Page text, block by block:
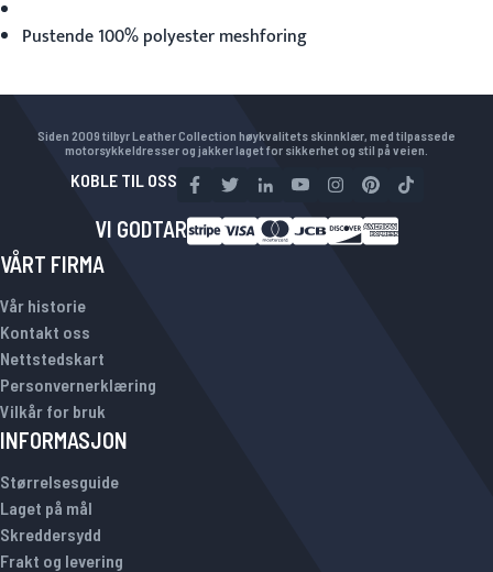
Pustende 100% polyester meshforing
Siden 2009 tilbyr Leather Collection høykvalitets skinnklær, med tilpassede
motorsykkeldresser og jakker laget for sikkerhet og stil på veien.
KOBLE TIL OSS
VI GODTAR
VÅRT FIRMA
Vår historie
Kontakt oss
Nettstedskart
Personvernerklæring
Vilkår for bruk
INFORMASJON
Størrelsesguide
Laget på mål
Skreddersydd
Frakt og levering